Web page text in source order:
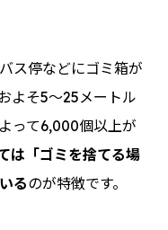
ス停などにゴミ箱が
よそ5〜25メートル
って6,000個以上が
は「ゴミを捨てる場
るのが特徴です。